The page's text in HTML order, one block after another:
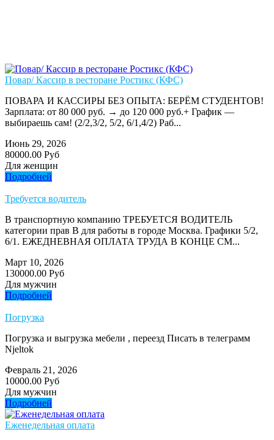
Повар/ Кассир в ресторане Ростикс (КФС)
ПОВАРА И КАССИРЫ БЕЗ ОПЫТА: БЕРЁМ СТУДЕНТОВ!
Зарплата: от 80 000 руб. → до 120 000 руб.+ График —
выбираешь сам! (2/2,3/2, 5/2, 6/1,4/2) Раб...
Июнь 29, 2026
80000.00 Руб
Для женщин
Подробней
Требуется водитель
В транспортную компанию ТРЕБУЕТСЯ ВОДИТЕЛЬ
категории прав В для работы в городе Москва. Графики 5/2,
6/1. ЕЖЕДНЕВНАЯ ОПЛАТА ТРУДА В КОНЦЕ СМ...
Март 10, 2026
130000.00 Руб
Для мужчин
Подробней
Погрузка
Погрузка и выгрузка мебели , переезд Писать в телеграмм
Njeltok
Февраль 21, 2026
10000.00 Руб
Для мужчин
Подробней
Еженедельная оплата